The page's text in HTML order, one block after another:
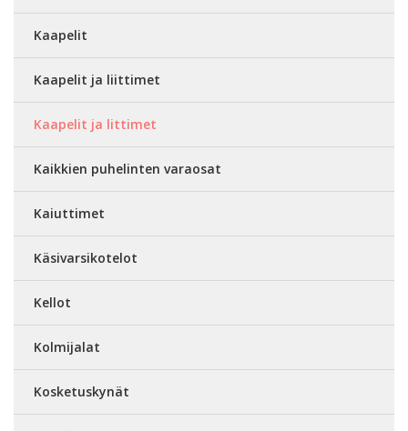
Kaapelit
Kaapelit ja liittimet
Kaapelit ja littimet
Kaikkien puhelinten varaosat
Kaiuttimet
Käsivarsikotelot
Kellot
Kolmijalat
Kosketuskynät